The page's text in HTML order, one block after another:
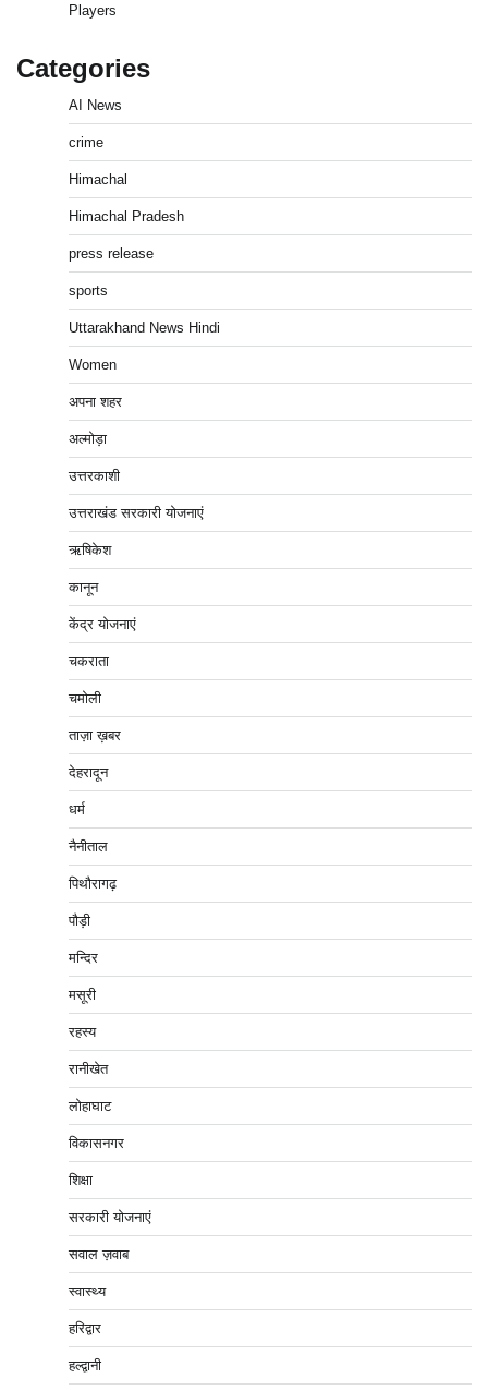
Players
Categories
AI News
crime
Himachal
Himachal Pradesh
press release
sports
Uttarakhand News Hindi
Women
अपना शहर
अल्मोड़ा
उत्तरकाशी
उत्तराखंड सरकारी योजनाएं
ऋषिकेश
कानून
केंद्र योजनाएं
चकराता
चमोली
ताज़ा ख़बर
देहरादून
धर्म
नैनीताल
पिथौरागढ़
पौड़ी
मन्दिर
मसूरी
रहस्य
रानीखेत
लोहाघाट
विकासनगर
शिक्षा
सरकारी योजनाएं
सवाल ज़वाब
स्वास्थ्य
हरिद्वार
हल्द्वानी